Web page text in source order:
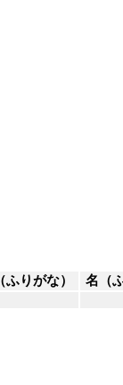
ふりがな） 名（